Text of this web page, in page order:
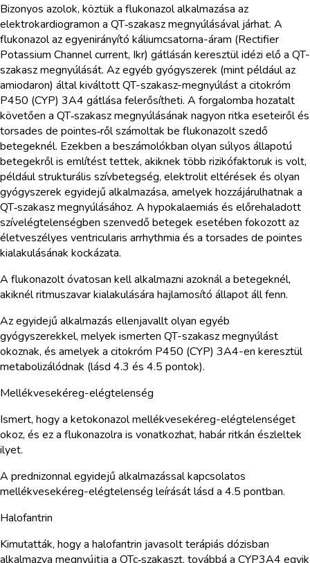
Bizonyos azolok, köztük a flukonazol alkalmazása az
elektrokardiogramon a QT‑szakasz megnyúlásával járhat. A
flukonazol az egyenirányító káliumcsatorna-áram (Rectifier
Potassium Channel current, Ikr) gátlásán keresztül idézi elő a QT-
szakasz megnyúlását. Az egyéb gyógyszerek (mint például az
amiodaron) által kiváltott QT-szakasz-megnyúlást a citokróm
P450 (CYP) 3A4 gátlása felerősítheti. A forgalomba hozatalt
követően a QT‑szakasz megnyúlásának nagyon ritka eseteiről és
torsades de pointes‑ről számoltak be flukonazolt szedő
betegeknél. Ezekben a beszámolókban olyan súlyos állapotú
betegekről is említést tettek, akiknek több rizikófaktoruk is volt,
például strukturális szívbetegség, elektrolit eltérések és olyan
gyógyszerek egyidejű alkalmazása, amelyek hozzájárulhatnak a
QT‑szakasz megnyúlásához. A hypokalaemiás és előrehaladott
szívelégtelenségben szenvedő betegek esetében fokozott az
életveszélyes ventricularis arrhythmia és a torsades de pointes
kialakulásának kockázata.
A flukonazolt óvatosan kell alkalmazni azoknál a betegeknél,
akiknél ritmuszavar kialakulására hajlamosító állapot áll fenn.
Az egyidejű alkalmazás ellenjavallt olyan egyéb
gyógyszerekkel, melyek ismerten QT-szakasz megnyúlást
okoznak, és amelyek a citokróm P450 (CYP) 3A4-en keresztül
metabolizálódnak (lásd 4.3 és 4.5 pontok).
Mellékvesekéreg-elégtelenség
Ismert, hogy a ketokonazol mellékvesekéreg-elégtelenséget
okoz, és ez a flukonazolra is vonatkozhat, habár ritkán észleltek
ilyet.
A prednizonnal egyidejű alkalmazással kapcsolatos
mellékvesekéreg-elégtelenség leírását lásd a 4.5 pontban.
Halofantrin
Kimutatták, hogy a halofantrin javasolt terápiás dózisban
alkalmazva megnyújtja a QTc‑szakaszt, továbbá a CYP3A4 egyik